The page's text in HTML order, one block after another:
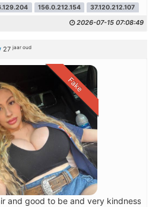
156.0.212.154 37.120.212.107
2026-07-15 07:08:49
27jaar oud
Fake
and good to be and very kindness